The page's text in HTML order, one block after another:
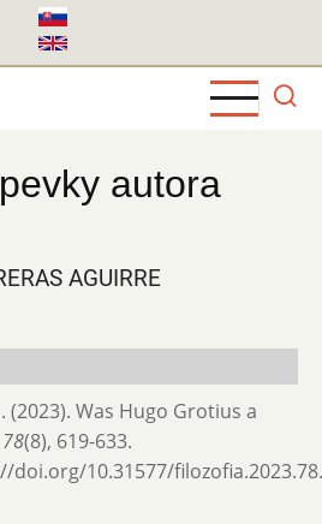
autora
AGUIRRE
(2023). Was Hugo Grotius a
78(8), 619-633.
10.31577/